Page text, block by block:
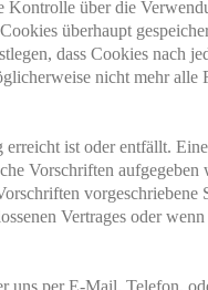
Kontrolle über die
überhaupt
dass Cookies nach
nicht mehr alle
erreicht ist oder entfällt. Eine
Vorschriften
vorgeschriebene
Vertrages oder
uns per E-Mail, Telefon,